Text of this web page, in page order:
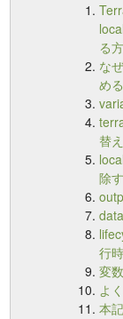
る
な
め
替
除
行
変
よ
本